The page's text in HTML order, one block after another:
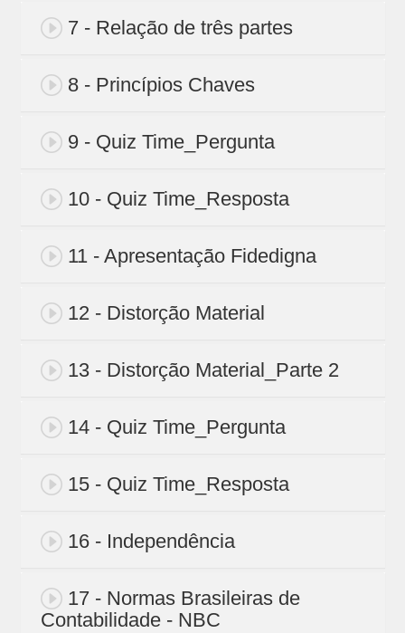
7 - Relação de três partes
8 - Princípios Chaves
9 - Quiz Time_Pergunta
10 - Quiz Time_Resposta
11 - Apresentação Fidedigna
12 - Distorção Material
13 - Distorção Material_Parte 2
14 - Quiz Time_Pergunta
15 - Quiz Time_Resposta
16 - Independência
17 - Normas Brasileiras de
Contabilidade - NBC